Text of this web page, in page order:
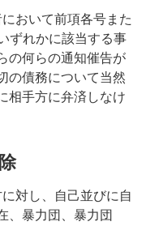
おいて前項各号また
ずれかに該当する事
の何らの通知催告が
の債務について当然
相手方に弁済しなけ
対し、自己並びに自
、暴力団、暴力団